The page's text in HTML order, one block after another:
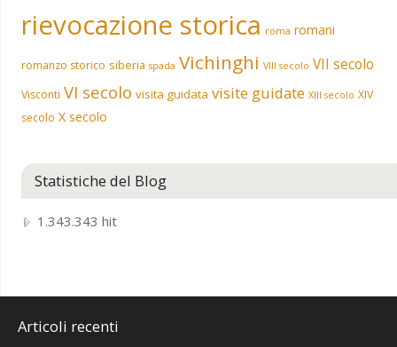
rievocazione storica roma romani
romanzo storico siberia spada Vichinghi VIII secolo VII secolo
Visconti VI secolo visita guidata visite guidate XIII secolo XIV
secolo X secolo
Statistiche del Blog
1.343.343 hit
Articoli recenti